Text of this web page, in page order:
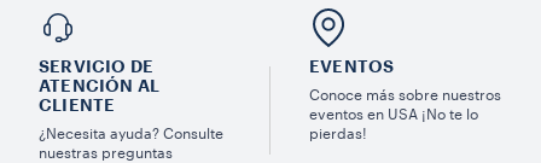
SERVICIO DE
ATENCIÓN AL
CLIENTE
¿Necesita ayuda? Consulte
nuestras preguntas
EVENTOS
Conoce más sobre nuestros
eventos en USA ¡No te lo
pierdas!